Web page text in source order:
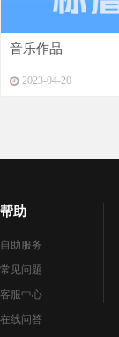
音乐作品
2023-04-20
帮助
自助服务
常见问题
客服中心
在线问答